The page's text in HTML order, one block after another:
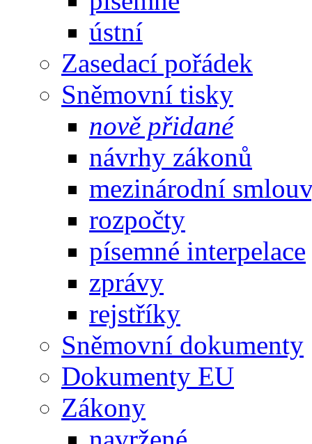
ústní
Zasedací pořádek
Sněmovní tisky
nově přidané
návrhy zákonů
mezinárodní
rozpočty
písemné interpelace
zprávy
rejstříky
Sněmovní dokumenty
Dokumenty EU
Zákony